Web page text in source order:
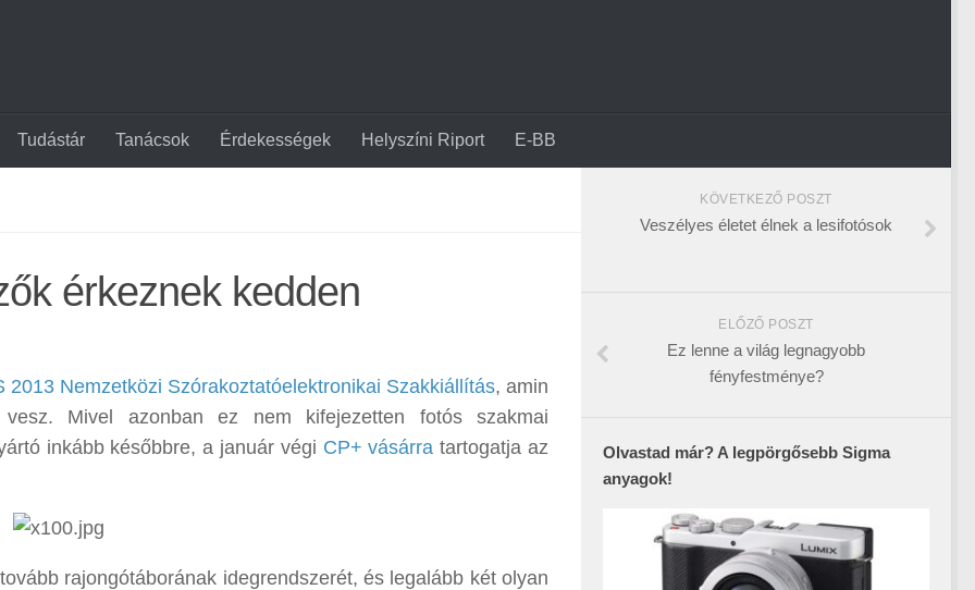
Tudástár Tanácsok Érdekességek Helyszíni Riport E-BB
érkeznek kedden
2013 Nemzetközi Szórakoztatóelektronikai Szakkiállítás, amin
Mivel azonban ez nem kifejezetten fotós szakmai
inkább későbbre, a január végi CP+ vásárra tartogatja az
rajongótáborának idegrendszerét, és legalább két olyan
KÖVETKEZŐ POSZT
Veszélyes életet élnek a lesifotósok
ELŐZŐ POSZT
Ez lenne a világ legnagyobb
fényfestménye?
Olvastad már? A legpörgősebb Sigma
anyagok!